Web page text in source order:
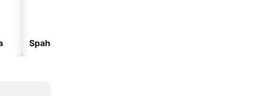
Spahotell